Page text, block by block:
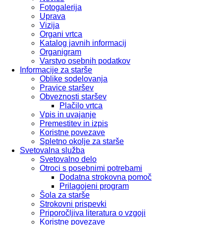
Fotogalerija
Uprava
Vizija
Organi vrtca
Katalog javnih informacij
Organigram
Varstvo osebnih podatkov
Informacije za starše
Oblike sodelovanja
Pravice staršev
Obveznosti staršev
Plačilo vrtca
Vpis in uvajanje
Premestitev in izpis
Koristne povezave
Spletno okolje za starše
Svetovalna služba
Svetovalno delo
Otroci s posebnimi potrebami
Dodatna strokovna pomoč
Prilagojeni program
Šola za starše
Strokovni prispevki
Priporočljiva literatura o vzgoji
Koristne povezave